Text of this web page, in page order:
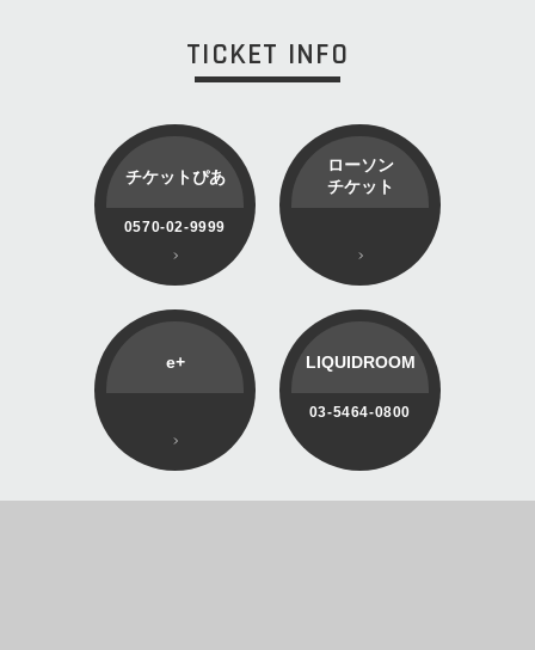
TICKET INFO
チケットぴあ
0570-02-9999
ローソン
チケット
e+ LIQUIDROOM
03-5464-0800